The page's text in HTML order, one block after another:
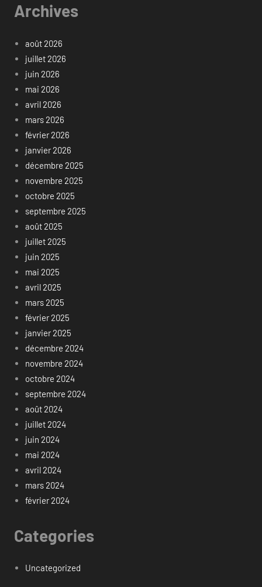
Archives
août 2026
juillet 2026
juin 2026
mai 2026
avril 2026
mars 2026
février 2026
janvier 2026
décembre 2025
novembre 2025
octobre 2025
septembre 2025
août 2025
juillet 2025
juin 2025
mai 2025
avril 2025
mars 2025
février 2025
janvier 2025
décembre 2024
novembre 2024
octobre 2024
septembre 2024
août 2024
juillet 2024
juin 2024
mai 2024
avril 2024
mars 2024
février 2024
Categories
Uncategorized